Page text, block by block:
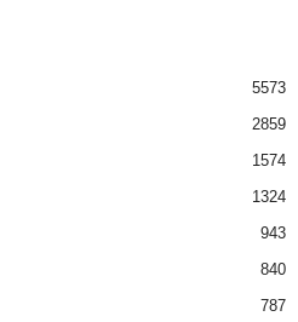
5573
2859
1574
1324
943
840
787